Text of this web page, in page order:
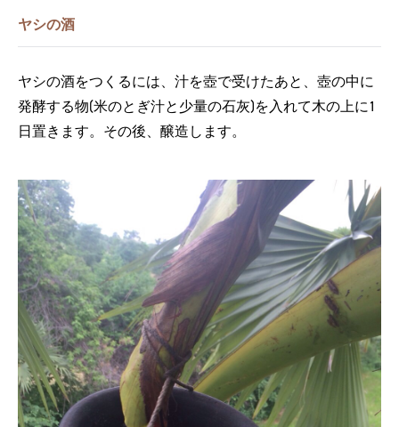
ヤシの酒
ヤシの酒をつくるには、汁を壺で受けたあと、壺の中に
発酵する物(米のとぎ汁と少量の石灰)を入れて木の上に1
日置きます。その後、醸造します。